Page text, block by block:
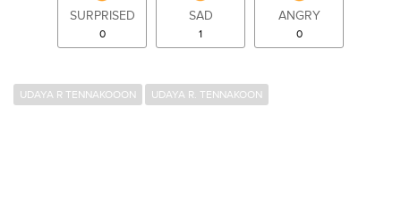
SURPRISED
0
SAD
1
ANGRY
0
UDAYA R TENNAKOOON UDAYA R. TENNAKOON